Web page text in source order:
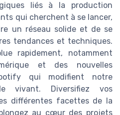
liés à la production
qui cherchent à se lancer,
un réseau solide et de se
tendances et techniques.
rapidement, notamment
et des nouvelles
qui modifient notre
vivant. Diversifiez vos
différentes facettes de la
au cœur des projets